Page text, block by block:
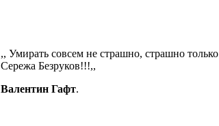
,, Умирать совсем не страшно, страшно
Сережа Безруков!!!,,
Валентин Гафт.